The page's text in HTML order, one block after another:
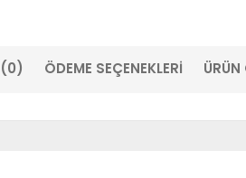
(0) ÖDEME SEÇENEKLERI ÜRÜN